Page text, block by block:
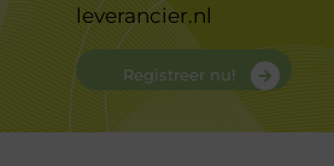
leverancier.nl
Registreer nu!